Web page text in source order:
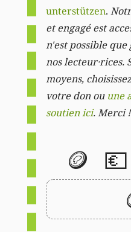
unterstützen.
et engagé est
n'est possible que
nos lecteur·rices.
moyens,
votre don ou une
soutien ici. Merci
🪙 💶